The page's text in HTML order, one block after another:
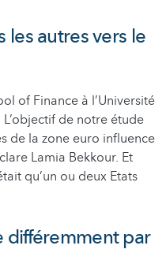
les autres vers le
of Finance à l’Université
de notre étude
de la zone euro influence
Lamia Bekkour. Et
qu’un ou deux Etats
différemment par